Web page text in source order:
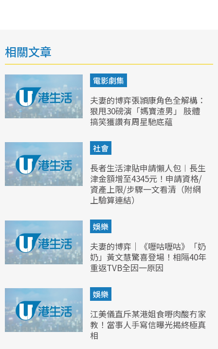
相關文章
電影劇集
夫妻的博弈張頴康角色全解構：
狠甩30磅演「媽寶渣男」 肢體
搞笑獲讚有周星馳底蘊
社會
長者生活津貼申請懶人包︱長生
津金額增至4345元！申請資格/
資產上限/步驟一文看清（附網
上驗算連結）
娛樂
夫妻的博弈｜《嚦咕嚦咕》「奶
奶」黃文慧驚喜登場！相隔40年
重返TVB全因一原因
娛樂
江美儀直斥某港姐食嘢肉酸冇家
教！當事人手寫信曝光揭終極真
相